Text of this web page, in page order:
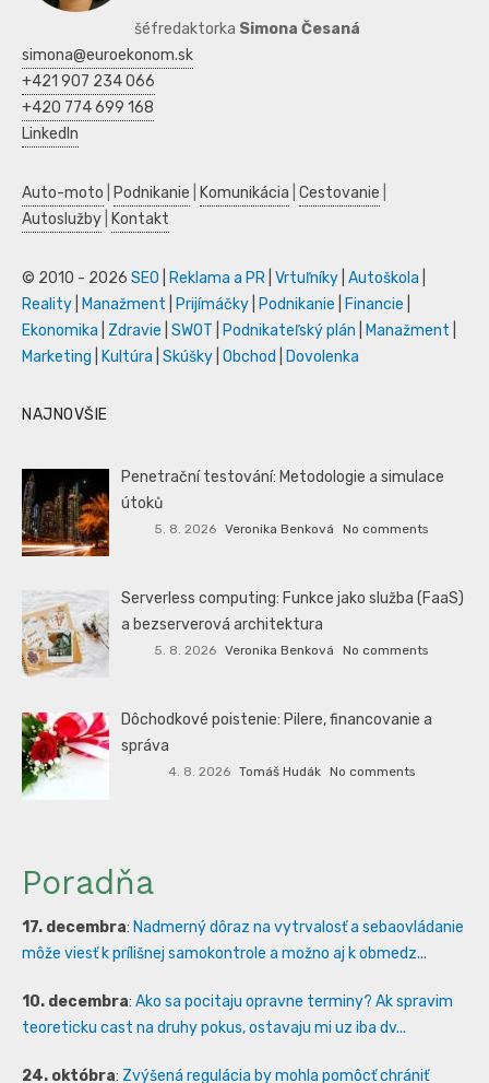
šéfredaktorka Simona Česaná
simona@euroekonom.sk
+421 907 234 066
+420 774 699 168
LinkedIn
Auto-moto Podnikanie Komunikácia Cestovanie
Autoslužby
Kontakt
© 2010 - 2026 SEO Reklama a PR Vrtuľníky Autoškola
Reality
Manažment Prijímáčky Podnikanie Financie
Ekonomika
Zdravie SWOT Podnikateľský plán Manažment
Marketing
Kultúra Skúšky Obchod Dovolenka
NAJNOVŠIE
Penetrační testování: Metodologie a simulace
útoků
5. 8. 2026 Veronika Benková No comments
Serverless computing: Funkce jako služba (FaaS)
a bezserverová architektura
5. 8. 2026 Veronika Benková No comments
Dôchodkové poistenie: Pilere, financovanie a
správa
4. 8. 2026 Tomáš Hudák No comments
Poradňa
17. decembra: Nadmerný dôraz na vytrvalosť a sebaovládanie
môže viesť k prílišnej samokontrole a možno aj k obmedz...
10. decembra: Ako sa pocitaju opravne terminy? Ak spravim
teoreticku cast na druhy pokus, ostavaju mi uz iba dv...
24. októbra: Zvýšená regulácia by mohla pomôcť chrániť